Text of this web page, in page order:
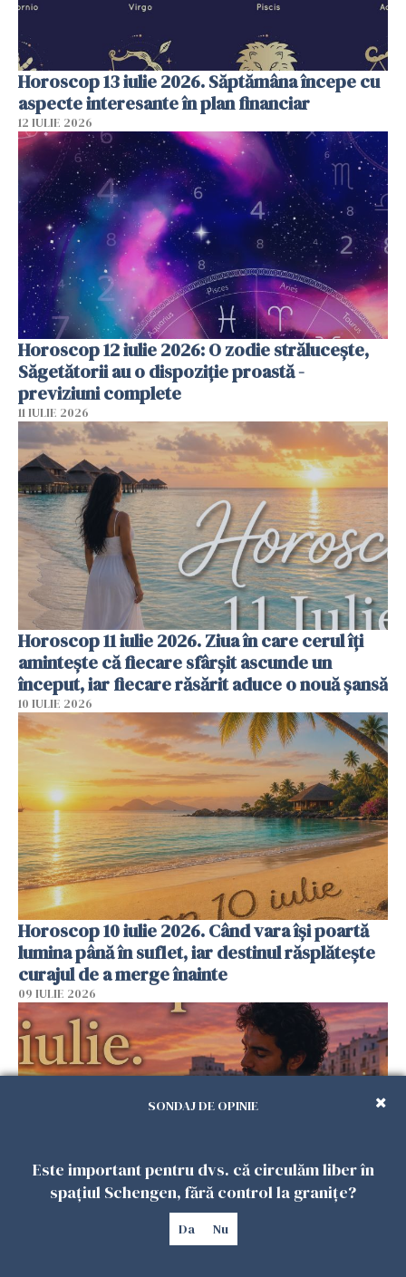
Horoscop 13 iulie 2026. Săptămâna începe cu
aspecte interesante în plan financiar
12 IULIE 2026
Horoscop 12 iulie 2026: O zodie strălucește,
Săgetătorii au o dispoziție proastă -
previziuni complete
11 IULIE 2026
Horoscop 11 iulie 2026. Ziua în care cerul îți
amintește că fiecare sfârșit ascunde un
început, iar fiecare răsărit aduce o nouă șansă
10 IULIE 2026
Horoscop 10 iulie 2026. Când vara își poartă
lumina până în suflet, iar destinul răsplătește
curajul de a merge înainte
09 IULIE 2026
Horoscop 9 iulie 2026. Ziua în care cerul îți
amintește că destinul se schimbă prin alegeri
SONDAJ DE OPINIE
Este important pentru dvs. că circulăm liber în
spațiul Schengen, fără control la granițe?
Da Nu